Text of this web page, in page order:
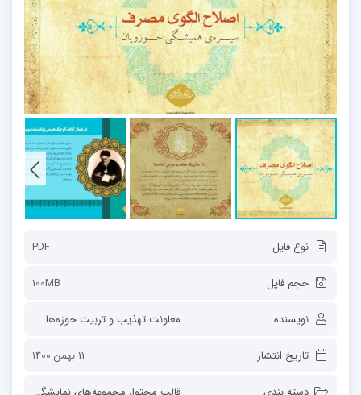
نوع فایل PDF
حجم فایل 100MB
نویسنده معاونت تهذیب و تربیت حوزه‌های علمیه
تاریخ انتشار 11 بهمن 1400